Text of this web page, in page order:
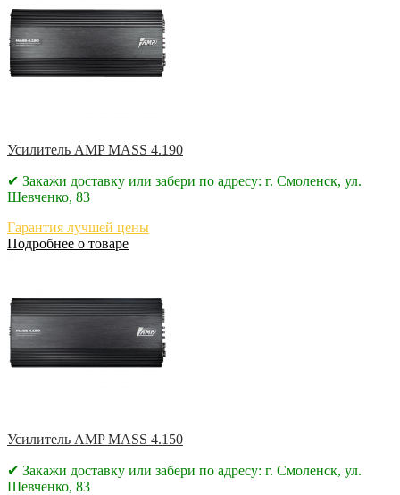
Усилитель AMP MASS 4.190
✔ Закажи доставку или забери по адресу: г. Смоленск, ул.
Шевченко, 83
Гарантия лучшей цены
Подробнее о товаре
Усилитель AMP MASS 4.150
✔ Закажи доставку или забери по адресу: г. Смоленск, ул.
Шевченко, 83